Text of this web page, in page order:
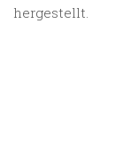
hergestellt.